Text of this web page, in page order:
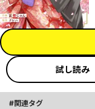
試し読み
関連タグ